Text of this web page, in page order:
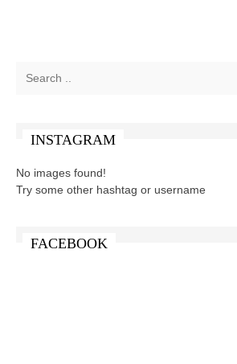
INSTAGRAM
No images found!
Try some other hashtag or username
FACEBOOK